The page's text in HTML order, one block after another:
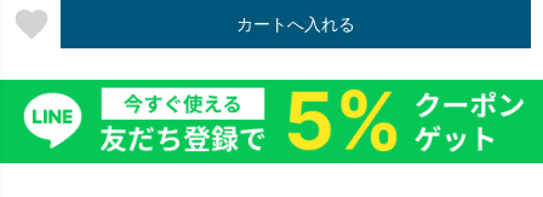
favorite カートへ入れる